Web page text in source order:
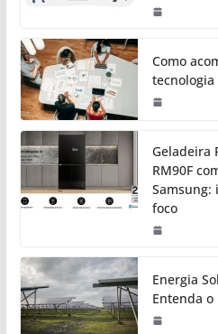
Como
Geladeira
RM90F
Samsung:
foco
Energia
Entenda o